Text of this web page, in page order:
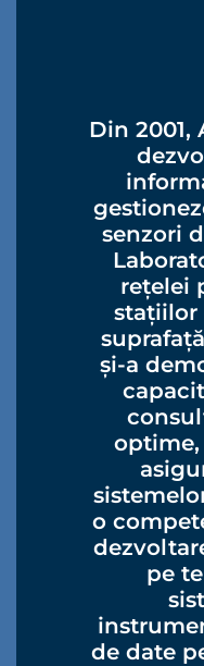
Din 2001,
senzori
rețelei
stațiilor
și-a
optime,
o
pe
de date